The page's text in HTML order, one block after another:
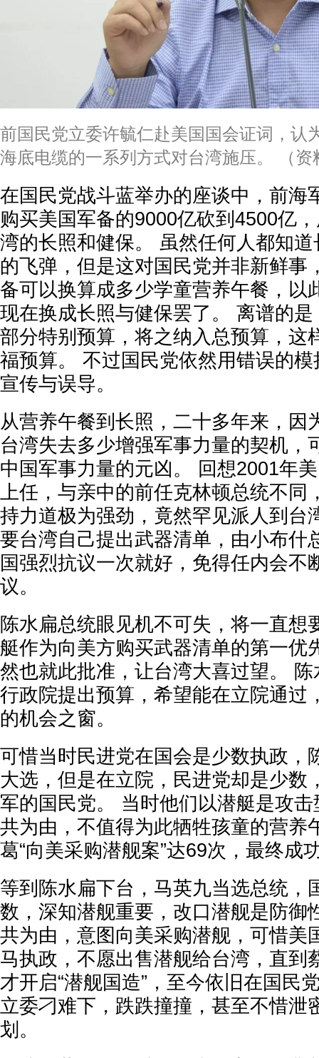
前国民党立委许毓仁赴美国国会证词，认
海底电缆的一系列方式对台湾施压。 （
在国民党战斗蓝举办的座谈中，前海
购买美国军备的9000亿砍到4500亿
湾的长照和健保。 虽然任何人都知
的飞弹，但是这对国民党并非新鲜事
备可以换算成多少学童营养午餐，以
现在换成长照与健保罢了。 离谱的
部分特别预算，将之纳入总预算，这
福预算。 不过国民党依然用错误的
宣传与误导。
从营养午餐到长照，二十多年来，因
台湾失去多少增强军事力量的契机，
中国军事力量的元凶。 回想2001年
上任，与亲中的前任克林顿总统不同
持力道极为强劲，竟然罕见派人到台
要台湾自己提出武器清单，由小布什
国强烈抗议一次就好，免得任内会不
议。
陈水扁总统眼见机不可失，将一直想
艇作为向美方购买武器清单的第一优
然也就此批准，让台湾大喜过望。
行政院提出预算，希望能在立院通过
的机会之窗。
可惜当时民进党在国会是少数执政，
大选，但是在立院，民进党却是少数
军的国民党。 当时他们以潜艇是攻
共为由，不值得为此牺牲孩童的营养
葛“向美采购潜舰案”达69次，最终成
等到陈水扁下台，马英九当选总统，
数，深知潜舰重要，改口潜舰是防御
共为由，意图向美采购潜舰，可惜美
马执政，不愿出售潜舰给台湾，直到
才开启“潜舰国造”，至今依旧在国民
立委刁难下，跌跌撞撞，甚至不惜泄
划。